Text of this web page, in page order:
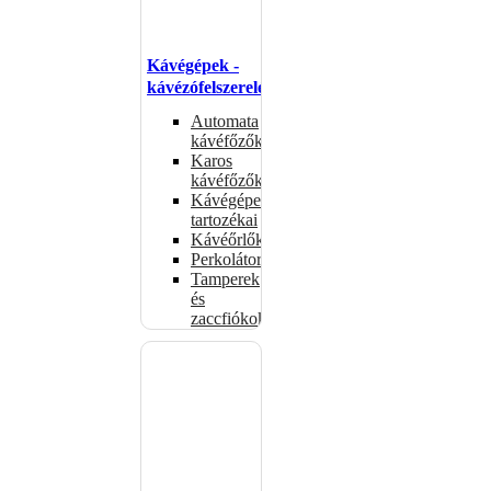
Kávégépek -
kávézófelszerelés
Automata
kávéfőzők
Karos
kávéfőzők
Kávégépek
tartozékai
Kávéőrlők
Perkolátorok
Tamperek
és
zaccfiókok